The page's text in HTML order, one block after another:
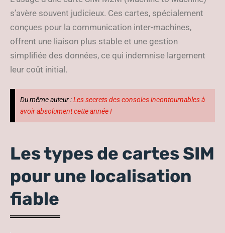
s’avère souvent judicieux. Ces cartes, spécialement
conçues pour la communication inter-machines,
offrent une liaison plus stable et une gestion
simplifiée des données, ce qui indemnise largement
leur coût initial.
Du même auteur :Les secrets des consoles incontournables à
avoir absolument cette année !
Les types de cartes SIM
pour une localisation
fiable